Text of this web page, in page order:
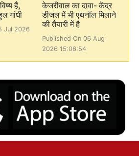
हैं,
गांधी
Jul 2026
केजरीवाल का दावा- केंद्र
डीजल में भी एथनॉल मिलाने
की तैयारी में है
Published On 06 Aug
2026 15:06:54